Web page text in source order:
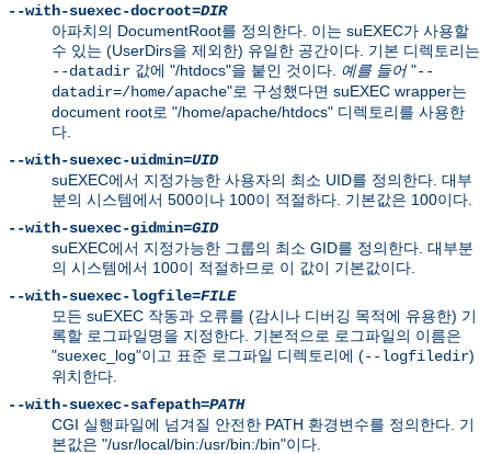
--with-suexec-docroot=DIR
아파치의 DocumentRoot를 정의한다. 이는 suEXEC가 사용할
수 있는 (UserDirs을 제외한) 유일한 공간이다. 기본 디렉토리는
--datadir 값에 "/htdocs"을 붙인 것이다. 예를 들어"--
datadir=/home/apache"로 구성했다면 suEXEC wrapper는
document root로 "/home/apache/htdocs" 디렉토리를 사용한
다.
--with-suexec-uidmin=UID
suEXEC에서 지정가능한 사용자의 최소 UID를 정의한다. 대부
분의 시스템에서 500이나 100이 적절하다. 기본값은 100이다.
--with-suexec-gidmin=GID
suEXEC에서 지정가능한 그룹의 최소 GID를 정의한다. 대부분
의 시스템에서 100이 적절하므로 이 값이 기본값이다.
--with-suexec-logfile=FILE
모든 suEXEC 작동과 오류를 (감시나 디버깅 목적에 유용한) 기
록할 로그파일명을 지정한다. 기본적으로 로그파일의 이름은
"suexec_log"이고 표준 로그파일 디렉토리에 (--logfiledir)
위치한다.
--with-suexec-safepath=PATH
CGI 실행파일에 넘겨질 안전한 PATH 환경변수를 정의한다. 기
본값은 "/usr/local/bin:/usr/bin:/bin"이다.